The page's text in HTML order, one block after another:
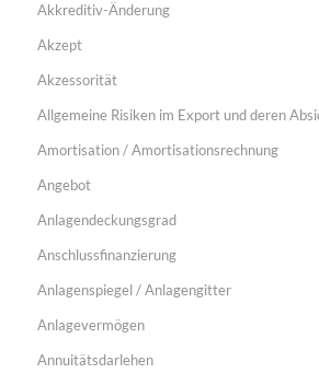
Akkreditiv-Änderung
Akzept
Akzessorität
Allgemeine Risiken im Export und deren
Amortisation / Amortisationsrechnung
Angebot
Anlagendeckungsgrad
Anschlussfinanzierung
Anlagenspiegel / Anlagengitter
Anlagevermögen
Annuitätsdarlehen